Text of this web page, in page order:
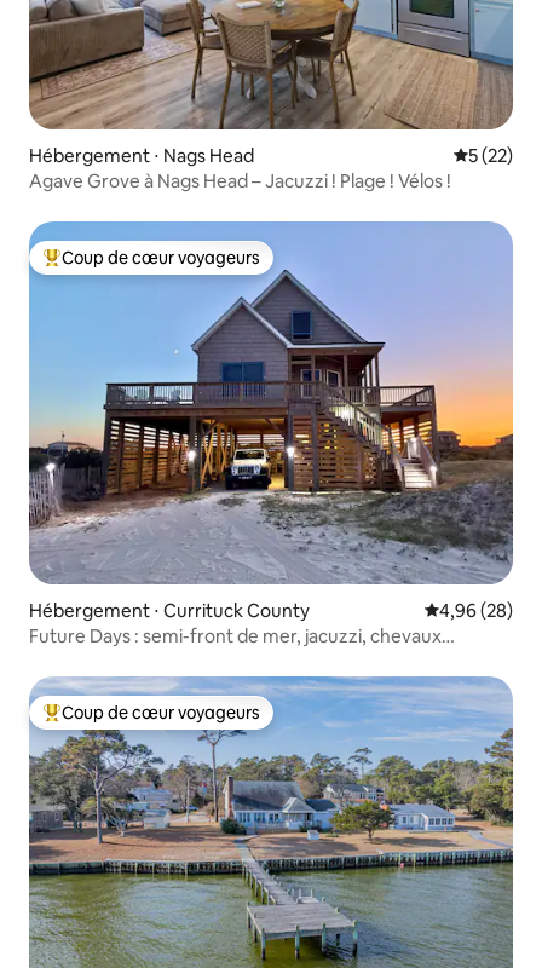
Hébergement ⋅ Nags Head
5 (22)
Agave Grove à Nags Head – Jacuzzi ! Plage ! Vélos !
Coups de cœur voyageurs les plus appréciés
Coup de cœur voyageurs
Hébergement ⋅ Currituck County Évaluation
4,96 (28)
Future Days : semi-front de mer, jacuzzi, chevaux
Coups de cœur voyageurs les plus appréciés
Coup de cœur voyageurs